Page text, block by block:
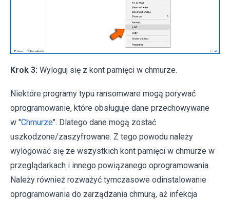
Krok 3: Wyloguj się z kont pamięci w chmurze.
Niektóre programy typu ransomware mogą porywać
oprogramowanie, które obsługuje dane przechowywane
w "Chmurze". Dlatego dane mogą zostać
uszkodzone/zaszyfrowane. Z tego powodu należy
wylogować się ze wszystkich kont pamięci w chmurze w
przeglądarkach i innego powiązanego oprogramowania.
Należy również rozważyć tymczasowe odinstalowanie
oprogramowania do zarządzania chmurą, aż infekcja